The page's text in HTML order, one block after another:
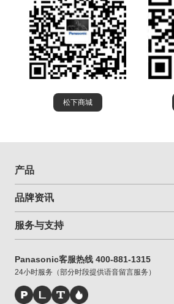
松下商城
产品
品牌资讯
服务与支持
Panasonic客服热线 400-881-1315
24小时服务（部分时段提供语音留言服务）